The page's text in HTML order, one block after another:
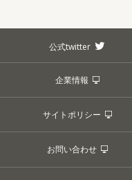
公式twitter
企業情報
サイトポリシー
お問い合わせ